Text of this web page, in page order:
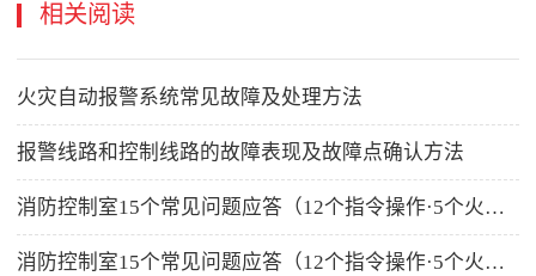
相关阅读
火灾自动报警系统常见故障及处理方法
报警线路和控制线路的故障表现及故障点确认方法
消防控制室15个常见问题应答（12个指令操作·5个火灾处理要点）
消防控制室15个常见问题应答（12个指令操作·5个火灾处理要点）